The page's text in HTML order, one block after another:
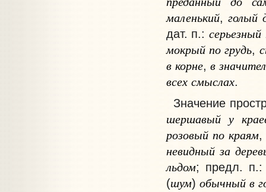
маленький, голый
дат. п.: серьезный
мокрый по грудь
в корне, в
всех смыслах.
Значение
шершавый у
розовый по краям,
невидный за
льдом; предл.
(шум) обычный в